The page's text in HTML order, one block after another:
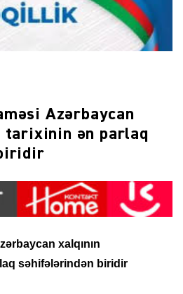
Azərbaycan
tarixinin ən parlaq
xalqının
səhifələrindən biridir